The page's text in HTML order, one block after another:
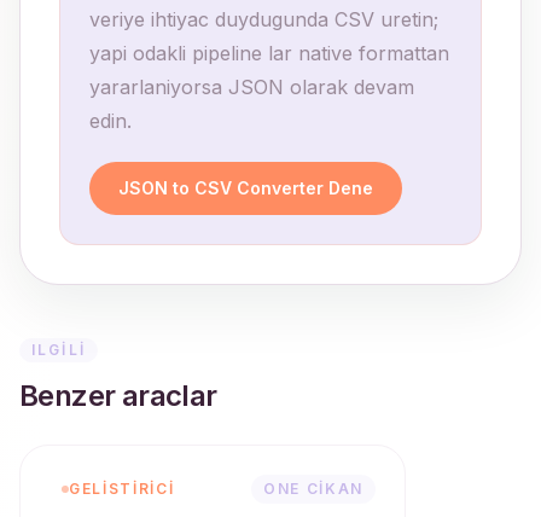
veriye ihtiyac duydugunda CSV uretin;
yapi odakli pipeline lar native formattan
yararlaniyorsa JSON olarak devam
edin.
JSON to CSV Converter Dene
ILGILI
Benzer araclar
GELISTIRICI ONE CIKAN